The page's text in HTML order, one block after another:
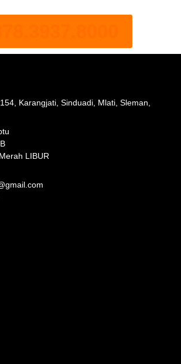
Karangjati, Sinduadi, Mlati, Sleman,
LIBUR